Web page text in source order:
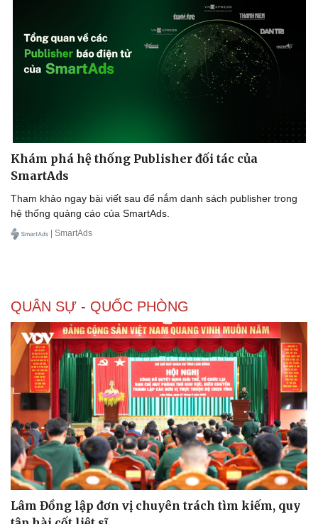
Khám phá hệ thống Publisher đối tác của
SmartAds
Tham khảo ngay bài viết sau để nắm danh sách publisher trong
hệ thống quảng cáo của SmartAds.
| SmartAds
QUÂN SỰ - QUỐC PHÒNG
Lâm Đồng lập đơn vị chuyên trách tìm kiếm, quy